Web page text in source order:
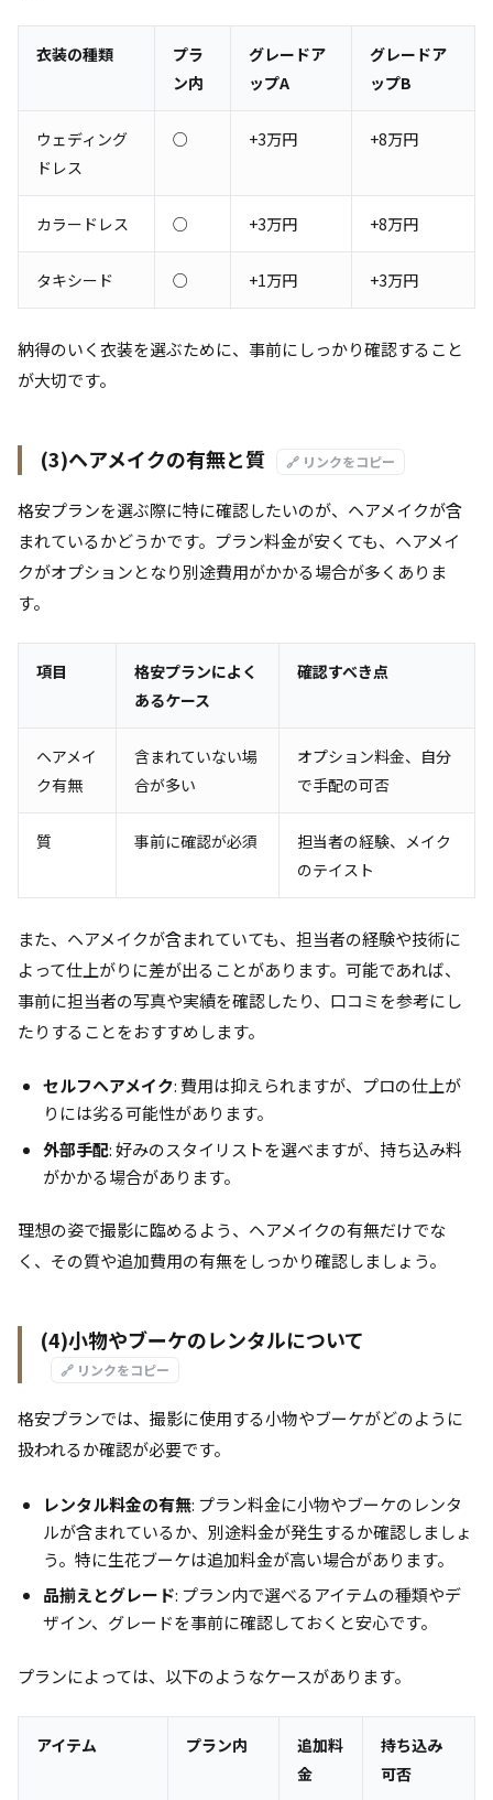
衣装の種類
プラ
ン内
グレードア
ップA
グレードア
ップB
ウェディング
ドレス
○ +3万円 +8万円
カラードレス ○ +3万円 +8万円
タキシード ○ +1万円 +3万円
納得のいく衣装を選ぶために、事前にしっかり確認すること
が大切です。
(3)ヘアメイクの有無と質 🔗 リンクをコピー
格安プランを選ぶ際に特に確認したいのが、ヘアメイクが含
まれているかどうかです。プラン料金が安くても、ヘアメイ
クがオプションとなり別途費用がかかる場合が多くありま
す。
項目
格安プランによく
あるケース
確認すべき点
ヘアメイ
ク有無
含まれていない場
合が多い
オプション料金、自分
で手配の可否
質 事前に確認が必須
担当者の経験、メイク
のテイスト
また、ヘアメイクが含まれていても、担当者の経験や技術に
よって仕上がりに差が出ることがあります。可能であれば、
事前に担当者の写真や実績を確認したり、口コミを参考にし
たりすることをおすすめします。
セルフヘアメイク: 費用は抑えられますが、プロの仕上が
りには劣る可能性があります。
外部手配: 好みのスタイリストを選べますが、持ち込み料
がかかる場合があります。
理想の姿で撮影に臨めるよう、ヘアメイクの有無だけでな
く、その質や追加費用の有無をしっかり確認しましょう。
(4)小物やブーケのレンタルについて
🔗 リンクをコピー
格安プランでは、撮影に使用する小物やブーケがどのように
扱われるか確認が必要です。
レンタル料金の有無: プラン料金に小物やブーケのレンタ
ルが含まれているか、別途料金が発生するか確認しましょ
う。特に生花ブーケは追加料金が高い場合があります。
品揃えとグレード: プラン内で選べるアイテムの種類やデ
ザイン、グレードを事前に確認しておくと安心です。
プランによっては、以下のようなケースがあります。
アイテム プラン内
追加料
金
持ち込み
可否